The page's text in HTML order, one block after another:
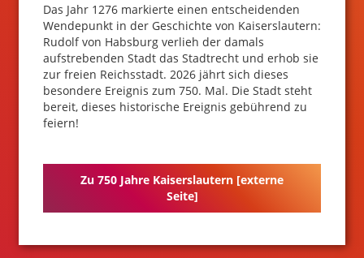
Das Jahr 1276 markierte einen entscheidenden
Wendepunkt in der Geschichte von Kaiserslautern:
Rudolf von Habsburg verlieh der damals
aufstrebenden Stadt das Stadtrecht und erhob sie
zur freien Reichsstadt. 2026 jährt sich dieses
besondere Ereignis zum 750. Mal. Die Stadt steht
bereit, dieses historische Ereignis gebührend zu
feiern!
Zu 750 Jahre Kaiserslautern [externe
Seite]